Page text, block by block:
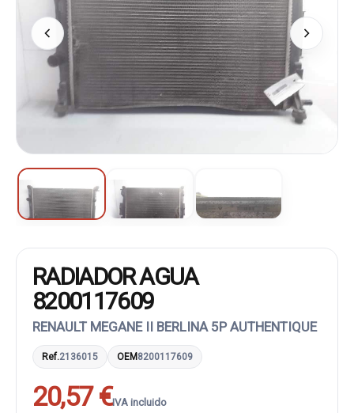
RADIADOR AGUA
8200117609
RENAULT MEGANE II BERLINA 5P AUTHENTIQUE
Ref.2136015 OEM8200117609
20,57 €IVA incluido